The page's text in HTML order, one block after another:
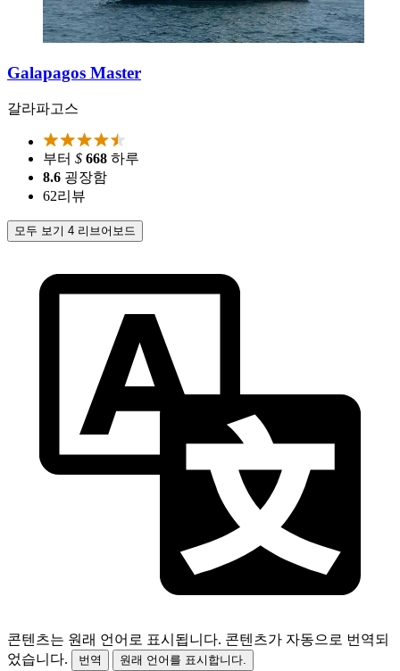
Galapagos Master
갈라파고스
부터 $ 668 하루
8.6 굉장함
62리뷰
모두 보기 4 리브어보드
콘텐츠는 원래 언어로 표시됩니다. 콘텐츠가 자동으로 번역되
었습니다.
번역 원래 언어를 표시합니다.